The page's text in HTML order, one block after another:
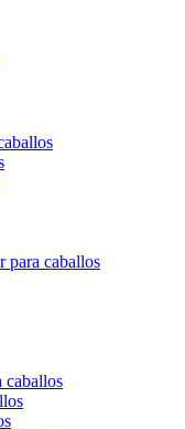
para caballos
caballos